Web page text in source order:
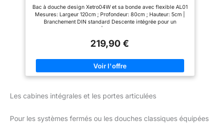
Bac à douche design Xetro04W et sa bonde avec flexible AL01
Mesures: Largeur 120cm ; Profondeur: 80cm ; Hauteur: 5cm |
Branchement DIN standard Descente intégrée pour un
inoxydable Vous trouverez d'autres receveur, des cabines et
219,90 €
Les cabines intégrales et les portes articulées
Pour les systèmes fermés ou les douches classiques équipées